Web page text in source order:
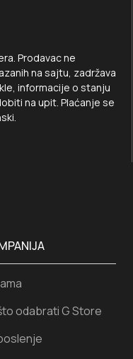
Prodavac ne
na sajtu, zadržava
informacije o stanju
na upit. Plaćanje se
odabrati G Store